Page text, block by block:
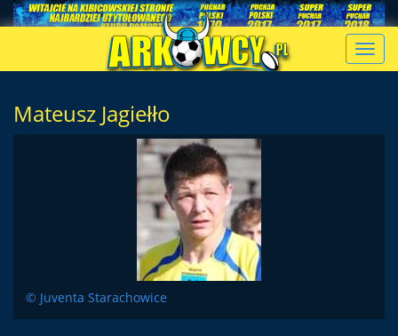
Mateusz Jagiełło
© Juventa Starachowice